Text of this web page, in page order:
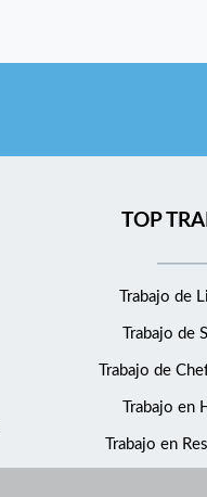
TOP
Trabajo de
Trabajo de
Trabajo de
Trabajo en
Trabajo en